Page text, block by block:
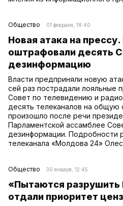
Общество 01 февраля, 18:40
Новая атака на прессу.
оштрафовали десять
дезинформацию
Власти предприняли новую
сей раз пострадали лояльные
Совет по телевидению и
десять телеканалов на общую
произошло после речи
Парламентской ассамблее
дезинформации. Подробности
телеканала «Молдова 24»
Общество 30 января, 12:45
«Пытаются
отдали приоритет